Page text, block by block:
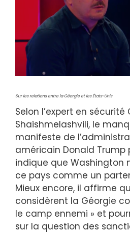
Sur les relations entre la Géorgie et les États-Unis
Selon l’expert en sécurité
Shaishmelashvili, le
manifeste de
américain Donald Trump
indique que Washington
ce pays comme un
Mieux encore, il affirme
considèrent la Géorgie
le camp ennemi » et
sur la question des